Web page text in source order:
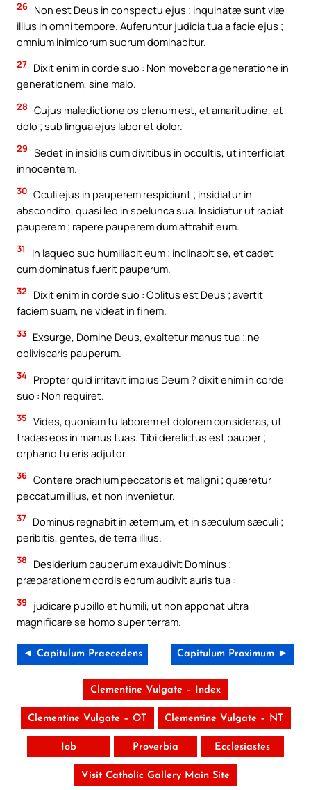
26 Non est Deus in conspectu ejus ; inquinatæ sunt viæ
illius in omni tempore. Auferuntur judicia tua a facie ejus ;
omnium inimicorum suorum dominabitur.
27 Dixit enim in corde suo : Non movebor a generatione in
generationem, sine malo.
28 Cujus maledictione os plenum est, et amaritudine, et
dolo ; sub lingua ejus labor et dolor.
29 Sedet in insidiis cum divitibus in occultis, ut interficiat
innocentem.
30 Oculi ejus in pauperem respiciunt ; insidiatur in
abscondito, quasi leo in spelunca sua. Insidiatur ut rapiat
pauperem ; rapere pauperem dum attrahit eum.
31
In laqueo suo humiliabit eum ; inclinabit se, et cadet
cum dominatus fuerit pauperum.
32
Dixit enim in corde suo : Oblitus est Deus ; avertit
faciem suam, ne videat in finem.
33 Exsurge, Domine Deus, exaltetur manus tua ; ne
obliviscaris pauperum.
34 Propter quid irritavit impius Deum ? dixit enim in corde
suo : Non requiret.
35 Vides, quoniam tu laborem et dolorem consideras, ut
tradas eos in manus tuas. Tibi derelictus est pauper ;
orphano tu eris adjutor.
36 Contere brachium peccatoris et maligni ; quæretur
peccatum illius, et non invenietur.
37 Dominus regnabit in æternum, et in sæculum sæculi ;
peribitis, gentes, de terra illius.
38
Desiderium pauperum exaudivit Dominus ;
præparationem cordis eorum audivit auris tua :
39
judicare pupillo et humili, ut non apponat ultra
magnificare se homo super terram.
◄ Capitulum Praecedens Capitulum Proximum ►
Clementine Vulgate – Index
Clementine Vulgate – OT Clementine Vulgate – NT
Iob Proverbia Ecclesiastes
Visit Catholic Gallery Main Site